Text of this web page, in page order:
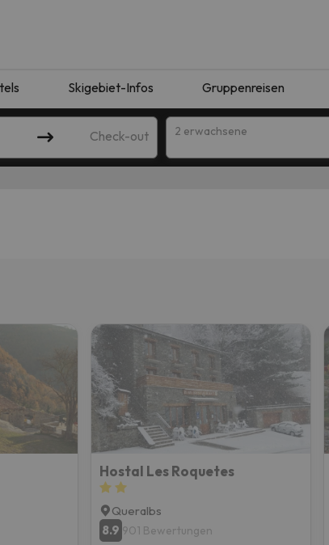
Skigebiet-Infos Gruppenreisen
Check-out 2 erwachsene
Versuchen Sie, das Ziel zu ändern.
Kompass gefunden hat, wird er zurück sein.
Hostal Les Roquetes
Queralbs
8.9 901 Bewertungen